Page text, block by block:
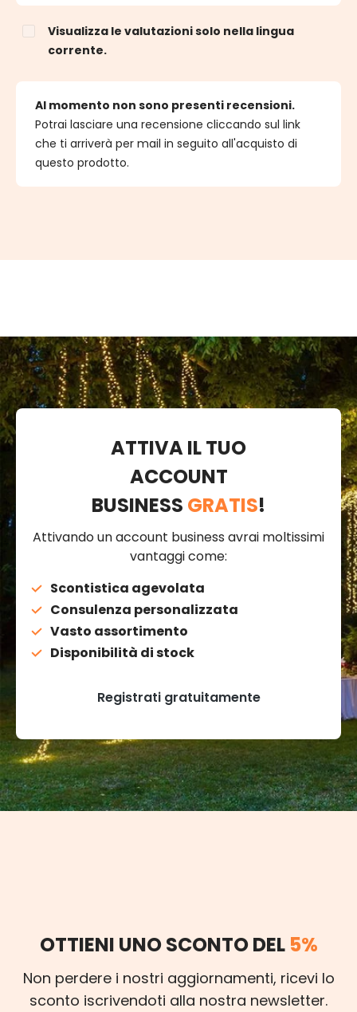
Visualizza le valutazioni solo nella lingua
corrente.
Al momento non sono presenti recensioni.
Potrai lasciare una recensione cliccando sul link
che ti arriverà per mail in seguito all'acquisto di
questo prodotto.
ATTIVA IL TUO
ACCOUNT
BUSINESS GRATIS!
Attivando un account business avrai moltissimi
vantaggi come:
Scontistica agevolata
Consulenza personalizzata
Vasto assortimento
Disponibilità di stock
Registrati gratuitamente
OTTIENI UNO SCONTO DEL 5%
Non perdere i nostri aggiornamenti, ricevi lo
sconto iscrivendoti alla nostra newsletter.